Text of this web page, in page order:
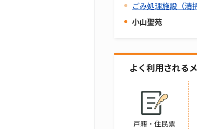
ごみ処理施設（清
小山聖苑
よく利用される
戸籍・住民票